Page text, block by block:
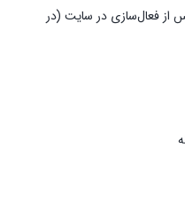
هدیه پس از فعال‌سازی در سایت (در